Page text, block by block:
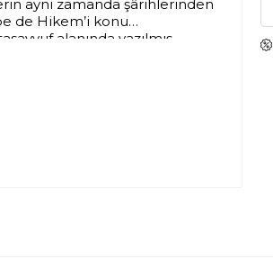
aynı zamanda şârihlerinden
de Hikem’i konu
alanında yazılmış
bütününe yayılmıştır. Çok